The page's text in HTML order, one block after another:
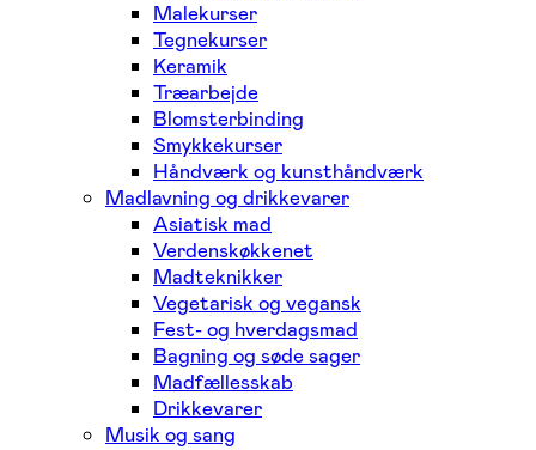
Malekurser
Tegnekurser
Keramik
Træarbejde
Blomsterbinding
Smykkekurser
Håndværk og kunsthåndværk
Madlavning og drikkevarer
Asiatisk mad
Verdenskøkkenet
Madteknikker
Vegetarisk og vegansk
Fest- og hverdagsmad
Bagning og søde sager
Madfællesskab
Drikkevarer
Musik og sang